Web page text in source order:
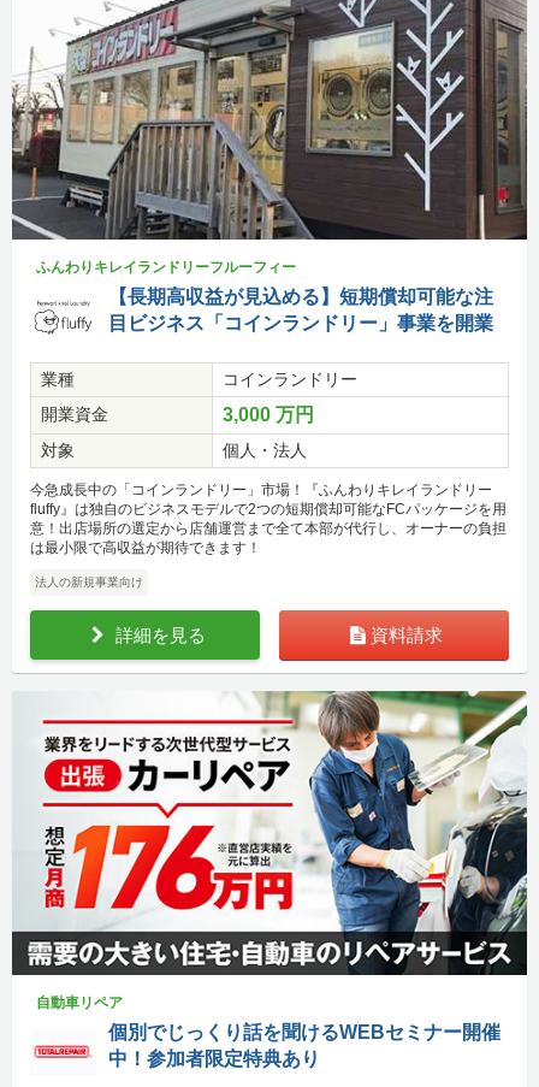
ふんわりキレイランドリーフルーフィー
【長期高収益が見込める】短期償却可能な注
目ビジネス「コインランドリー」事業を開業
業種
コインランドリー
開業資金
3,000 万円
対象 個人・法人
今急成長中の「コインランドリー」市場！『ふんわりキレイランドリー
fluffy』は独自のビジネスモデルで2つの短期償却可能なFCパッケージを用
意！出店場所の選定から店舗運営まで全て本部が代行し、オーナーの負担
は最小限で高収益が期待できます！
法人の新規事業向け
詳細を見る 資料請求
自動車リペア
個別でじっくり話を聞けるWEBセミナー開催
中！参加者限定特典あり